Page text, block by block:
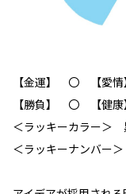
【金運】 〇 【愛
【勝負】 〇 【健
＜ラッキーカラー＞
＜ラッキーナンバー